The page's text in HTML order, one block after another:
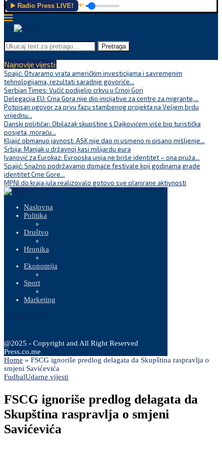
▶️ Radio Press LIVE! 🔊
Pretraga
Najnovije vijesti:
Spajić: Otvaramo vrata američkim investicijama i savremenim
tehnologijama, rezultati saradnje govoriće...
Serbian Times: Vučić podijelio crkvu u Crnoj Gori
Delegacija EU: Crna Gora nije dio inicijative za centre za migrante,...
Potpisan ugovor za prvu fazu stambenog projekta na Veljem brdu
vrijednu...
Danski političar: Obilazak skupštine s Dajkovićem više bio turistička
posjeta, moraću...
Kljajić obmanuo javnost: ASK nije dao ni usmeno ni pisano mišljenje...
Srbija: Manjak u državnoj kasi milijardu eura
Ivanović za Eurokaz: Evropska unija ne briše identitet – ona pruža...
Spajić: Snažno podržavamo domaće festivale koji godinama grade
identitet Crne Gore...
MPNI do kraja jula realizovalo gotovo sve planirane aktivnosti
Naslovna
Politika
Društvo
Hronika
Ekonomija
Sport
Marketing
@2025 - Copyright and All Right Reserved
Press.co.me
Home » FSCG ignoriše predlog delagata da Skupština raspravlja o
smjeni Savićevića
FudbalUdarne vijesti
FSCG ignoriše predlog delagata da
Skupština raspravlja o smjeni
Savićevića